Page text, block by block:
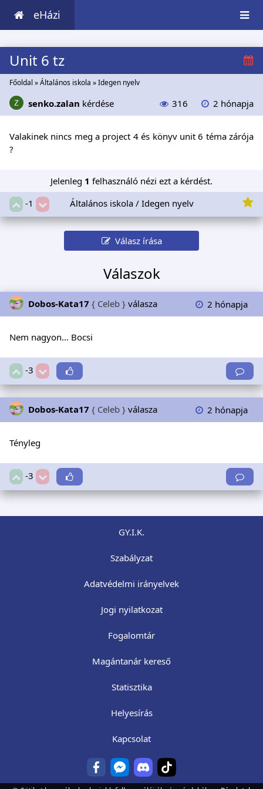
eHázi
Unit 6 tz
Főoldal »Általános iskola »Idegen nyelv
senko.zalan kérdése 316 2 hónapja
Valakinek nincs meg a project 4 és könyv unit 6 téma zárója
?
Jelenleg 1 felhasználó nézi ezt a kérdést.
-1
Általános iskola / Idegen nyelv
Válasz írása
Válaszok
Dobos-Kata17 { Celeb } válasza 2 hónapja
Nem nagyon… Bocsi
-3
Dobos-Kata17 { Celeb } válasza 2 hónapja
Tényleg
-3
GY.I.K.
Szabályzat
Adatvédelmi irányelvek
Jogi nyilatkozat
Fogalomtár
Magántanár kereső
Statisztika
Helyesírás
Kapcsolat